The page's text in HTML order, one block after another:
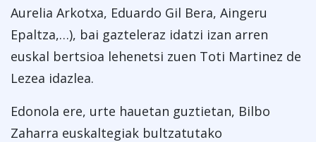
Aurelia Arkotxa, Eduardo Gil Bera, Aingeru
Epaltza,…), bai gazteleraz idatzi izan arren
euskal bertsioa lehenetsi zuen Toti Martinez de
Lezea idazlea.
Edonola ere, urte hauetan guztietan, Bilbo
Zaharra euskaltegiak bultzatutako